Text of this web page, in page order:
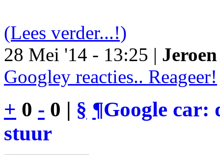
(Lees verder...!)
28 Mei '14 - 13:25 |
Googley reacties.. Reageer!
+ 0 - 0 | § ¶Google car:
stuur